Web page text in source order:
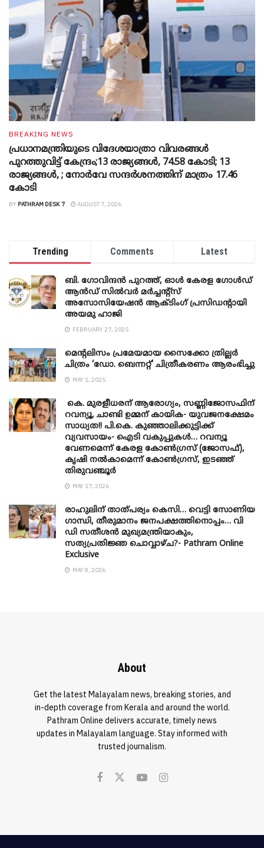
BREAKING NEWS
പ്രധാനമന്ത്രിയുടെ വിദേശയാത്രാ വിവരങ്ങൾ
പുറത്തുവിട്ട് കേന്ദ്രം;13 രാജ്യങ്ങൾ, 74.58 കോടി; 13
രാജ്യങ്ങൾ, ; നോർവേ സന്ദർശനത്തിന് മാത്രം 17.46
കോടി
BY PATHRAM DESK 7 AUGUST 7, 2026
Trending Comments Latest
ബി. ​ഗോവിന്ദൻ പുറത്ത്, ഓൾ കേരള ഗോൾഡ്
ആൻഡ് സിൽവർ മർച്ചന്റ്സ്
അസോസിയേഷൻ ആക്ടിംഗ് പ്രസിഡന്റായി
അയമു ഹാജി
FEBRUARY 27, 2025
മെന്‍റലിസം പ്രമേയമായ സൈക്കോ ത്രില്ലർ
ചിത്രം ‘ഡോ. ബെന്നറ്റ്’ ചിത്രീകരണം ആരംഭിച്ചു
MAY 1, 2025
കെ. മുരളീധരന് ആരോഗ്യം, സണ്ണിജോസഫിന്
റവന്യൂ, ചാണ്ടി ഉമ്മന് കായിക- യുവജനക്ഷേമം
സാധ്യത!! പി.കെ. കുഞ്ഞാലിക്കുട്ടിക്ക്
വ്യവസായം- ഐടി വകുപ്പുകൾ… റവന്യൂ
വേണമെന്ന് കേരള കോൺഗ്രസ് (ജോസഫ്),
കൃഷി നൽകാമെന്ന് കോൺഗ്രസ്, ഇടഞ്ഞ്
തിരുവഞ്ചൂർ
MAY 17, 2026
രാഹുലിന് താത്പര്യം കെസി… വെട്ടി സോണിയ
​ഗാന്ധി, തീരുമാനം ജനപക്ഷത്തിനൊപ്പം… വി
ഡി സതീശൻ മുഖ്യമന്ത്രിയാകും,
സത്യപ്രതിജ്ഞ ചൊവ്വാഴ്ച?- Pathram Online
Exclusive
MAY 8, 2026
About
Get the latest Malayalam news, breaking stories, and
in-depth coverage from Kerala and around the world.
Pathram Online delivers accurate, timely news
updates in Malayalam language. Stay informed with
trusted journalism.